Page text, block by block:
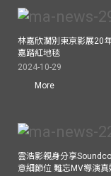
林嘉欣濶別東京影展20
嘉踏紅地毯
2024-10-29
More
雲浩影親身分享
意細節位 難忘MV導演